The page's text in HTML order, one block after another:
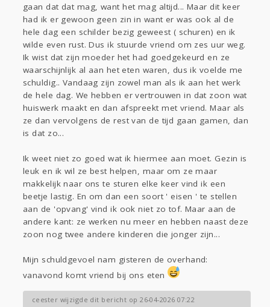
gaan dat dat mag, want het mag altijd... Maar dit keer
had ik er gewoon geen zin in want er was ook al de
hele dag een schilder bezig geweest ( schuren) en ik
wilde even rust. Dus ik stuurde vriend om zes uur weg.
Ik wist dat zijn moeder het had goedgekeurd en ze
waarschijnlijk al aan het eten waren, dus ik voelde me
schuldig.. Vandaag zijn zowel man als ik aan het werk
de hele dag. We hebben er vertrouwen in dat zoon wat
huiswerk maakt en dan afspreekt met vriend. Maar als
ze dan vervolgens de rest van de tijd gaan gamen, dan
is dat zo...
Ik weet niet zo goed wat ik hiermee aan moet. Gezin is
leuk en ik wil ze best helpen, maar om ze maar
makkelijk naar ons te sturen elke keer vind ik een
beetje lastig. En om dan een soort ' eisen ' te stellen
aan de 'opvang' vind ik ook niet zo tof. Maar aan de
andere kant: ze werken nu meer en hebben naast deze
zoon nog twee andere kinderen die jonger zijn...
Mijn schuldgevoel nam gisteren de overhand:
vanavond komt vriend bij ons eten
ceester wijzigde dit bericht op 26-04-2026 07:22